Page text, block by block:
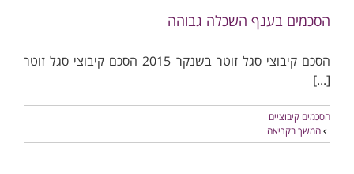
הסכמים בענף השכלה גבוהה
הסכם קיבוצי סגל זוטר בשנקר 2015 הסכם קיבוצי סגל זוטר
[...]
הסכמים קיבוציים
המשך בקריאה